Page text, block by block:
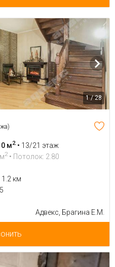
1 / 28
м2 • 13/21 этаж
2 • Потолок: 2.80
1.2 км
Адвекс, Брагина Е.М.